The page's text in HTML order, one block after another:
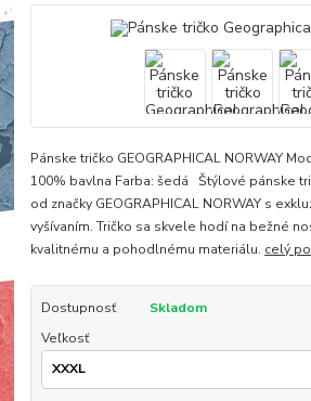
Pánske tričko GEOGRAPHICAL NORWAY
100% bavlna Farba: šedá Štýlové pánske
od značky GEOGRAPHICAL NORWAY s
vyšívaním. Tričko sa skvele hodí na bežné
kvalitnému a pohodlnému materiálu. celý
Dostupnosť
Skladom
Veľkosť